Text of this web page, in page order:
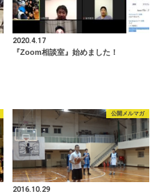
2020.4.17
『Zoom相談室』始めました！
公開メルマガ
2016.10.29